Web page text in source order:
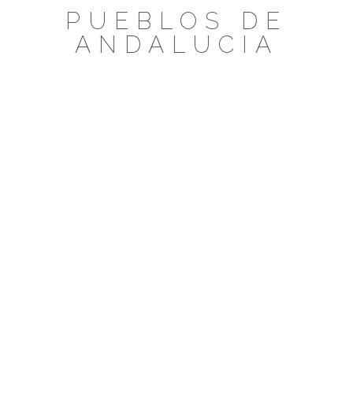
PUEBLOS DE
ANDALUCIA